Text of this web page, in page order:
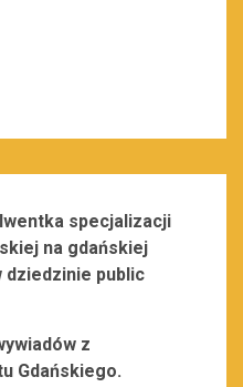
specjalizacji
na gdańskiej
public
z
Gdańskiego.